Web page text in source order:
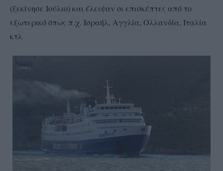
(ξεκίνησε Ιούλιο) και έλειψαν οι επισκέπτες από το
εξωτερικό όπως π.χ. Ισραήλ, Αγγλία, Ολλανδία, Ιταλία
κτλ